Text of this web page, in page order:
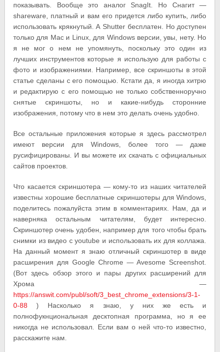
показывать. Вообще это аналог SnagIt. Но Снагит —
shareware, платный и вам его придется либо купить, либо
использовать крякнутый. А Shutter бесплатен. Но доступен
только для Mac и Linux, для Windows версии, увы, нету. Но
я не мог о нем не упомянуть, поскольку это один из
лучших инструментов которые я использую для работы с
фото и изображениями. Например, все скриншоты в этой
статье сделаны с его помощью. Кстати да, я иногда хитрю
и редактирую с его помощью не только собственноручно
снятые скриншоты, но и какие-нибудь сторонние
изображения, потому что в нем это делать очень удобно.
Все остальные приложения которые я здесь рассмотрел
имеют версии для Windows, более того — даже
русифицированы. И вы можете их скачать с официальных
сайтов проектов.
Что касается скриншотера — кому-то из наших читателей
известны хорошие бесплатные скриншотеры для Windows,
поделитесь пожалуйста этим в комментариях. Нам, да и
наверняка остальным читателям, будет интересно.
Скриншотер очень удобен, например для того чтобы брать
снимки из видео с youtube и использовать их для коллажа.
На данный момент я знаю отличный скриншотер в виде
расширения для Google Chrome — Avesome Screenshot.
(Вот здесь обзор этого и пары других расширений для
Хрома —
https://answit.com/publ/soft/3_best_chrome_extensions/3-1-
0-88 ) Насколько я знаю, у них же есть и
полнофукнциональная десктопная программа, но я ее
никогда не использовал. Если вам о ней что-то известно,
расскажите нам.